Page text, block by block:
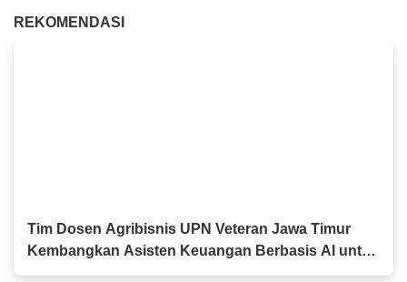
REKOMENDASI
Tim Dosen Agribisnis UPN Veteran Jawa Timur
Kembangkan Asisten Keuangan Berbasis AI untuk
Kelompok Tani dan UMKM